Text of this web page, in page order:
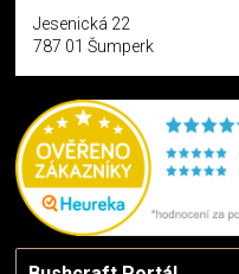
Jesenická 22
787 01 Šumperk